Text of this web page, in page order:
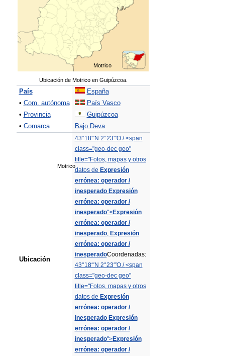
Motrico
Motrico
Ubicación de Motrico en Guipúzcoa.
País
España
• Com. autónoma
País Vasco
• Provincia
Guipúzcoa
• Comarca Bajo Deva
Ubicación
43°18′″N 2°23′″O/<span
class="geo-dec geo"
title="Fotos, mapas y otros
datos de Expresión
errónea: operador /
inesperado Expresión
errónea: operador /
inesperado">Expresión
errónea: operador /
inesperado, Expresión
errónea: operador /
inesperadoCoordenadas:
43°18′″N 2°23′″O/<span
class="geo-dec geo"
title="Fotos, mapas y otros
datos de Expresión
errónea: operador /
inesperado Expresión
errónea: operador /
inesperado">Expresión
errónea: operador /